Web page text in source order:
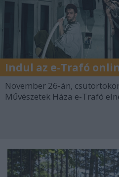
Indul az e-Trafó
November 26-án,
Művészetek Háza e-Trafó